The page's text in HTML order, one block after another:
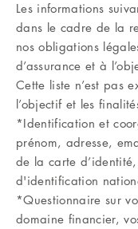
Les informations
dans le cadre de la
nos obligations
d’assurance et à
Cette liste n’est pas
l’objectif et les
*Identification et
prénom, adresse,
de la carte
d'identification
*Questionnaire sur
domaine financier,